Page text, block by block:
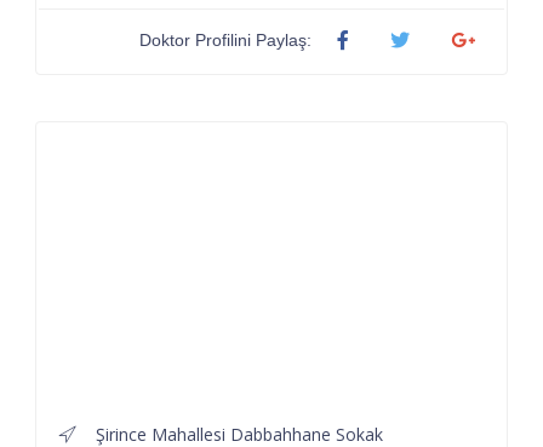
Doktor Profilini Paylaş:
Şirince Mahallesi Dabbahhane Sokak